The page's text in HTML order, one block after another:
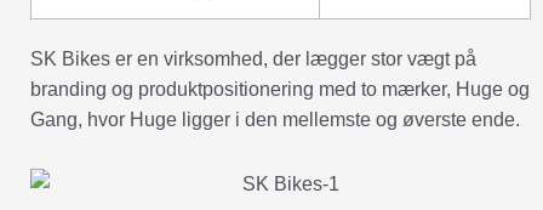
SK Bikes er en virksomhed, der lægger stor vægt på
branding og produktpositionering med to mærker, Huge og
Gang, hvor Huge ligger i den mellemste og øverste ende.